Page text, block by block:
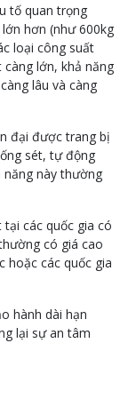
tố quan trọng
hơn (như 600kg
loại công suất
lớn, khả năng
lâu và càng
đại được trang bị
sét, tự động
năng này thường
các quốc gia có
có giá cao
hoặc các quốc gia
hành dài hạn
lại sự an tâm